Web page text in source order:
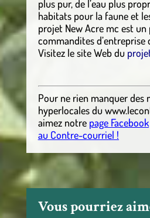
plus pur, de l’eau plus
habitats pour la faune et
projet New Acre mc est
commandites d’entreprise
Visitez le site Web du
Pour ne rien manquer des
hyperlocalesdu
aimez notre page Facebook
au Contre-courriel !
Vous pourriez